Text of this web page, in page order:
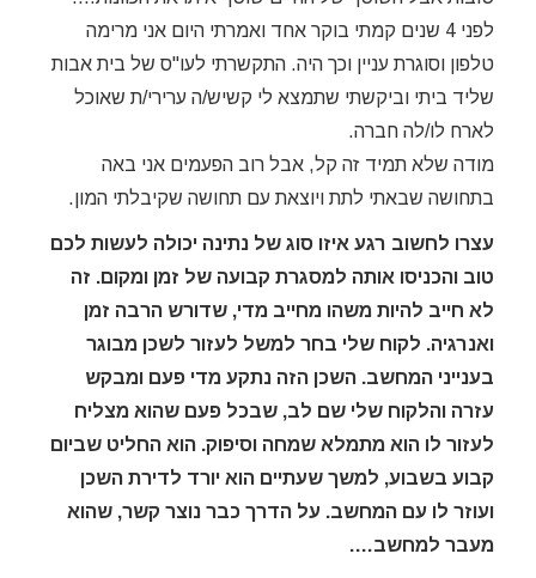
לפני 4 שנים קמתי בוקר אחד ואמרתי היום אני מרימה
טלפון וסוגרת עניין וכך היה. התקשרתי לעו"ס של בית אבות
שליד ביתי וביקשתי שתמצא לי קשיש/ה ערירי/ת שאוכל
לארח לו/לה חברה.
מודה שלא תמיד זה קל, אבל רוב הפעמים אני באה
בתחושה שבאתי לתת ויוצאת עם תחושה שקיבלתי המון.
עצרו לחשוב רגע איזו סוג של נתינה יכולה לעשות לכם
טוב והכניסו אותה למסגרת קבועה של זמן ומקום. זה
לא חייב להיות משהו מחייב מדי, שדורש הרבה זמן
ואנרגיה. לקוח שלי בחר למשל לעזור לשכן מבוגר
בענייני המחשב. השכן הזה נתקע מדי פעם ומבקש
עזרה והלקוח שלי שם לב, שבכל פעם שהוא מצליח
לעזור לו הוא מתמלא שמחה וסיפוק. הוא החליט שביום
קבוע בשבוע, למשך שעתיים הוא יורד לדירת השכן
ועוזר לו עם המחשב. על הדרך כבר נוצר קשר, שהוא
מעבר למחשב….